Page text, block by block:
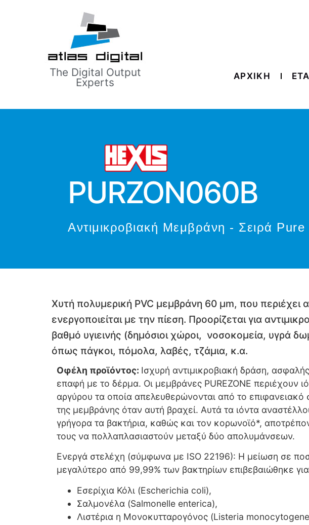
The Digital Output
Experts
ΑΡΧΙΚΗ
PURZON060B
Αντιμικροβιακή Mεμβράνη - Σειρά
Χυτή πολυμερική PVC μεμβράνη 60 μm, που περιέχει
ενεργοποιείται με την πίεση. Προορίζεται για
βαθμό υγιεινής (δημόσιοι χώροι, νοσοκομεία, υγρά
όπως πάγκοι, πόμολα, λαβές, τζάμια, κ.α.
Οφέλη προϊόντος: Ισχυρή αντιμικροβιακή δράση,
επαφή με το δέρμα. Οι μεμβράνες PUREZONE περιέχουν
αργύρου τα οποία απελευθερώνονται από το επιφανειακό
της μεμβράνης όταν αυτή βραχεί. Αυτά τα ιόντα
γρήγορα τα βακτήρια, καθώς και τον κορωνοϊό*,
τους να πολλαπλασιαστούν μεταξύ δύο απολυμάνσεων.
Ενεργά στελέχη (σύμφωνα με ISO 22196): Η μείωση σε
μεγαλύτερο από 99,99% των βακτηρίων επιβεβαιώθηκε
Εσερίχια Κόλι (Escherichia coli),
Σαλμονέλα (Salmonelle enterica),
Λιστέρια η Μονοκυτταρογόνος (Listeria